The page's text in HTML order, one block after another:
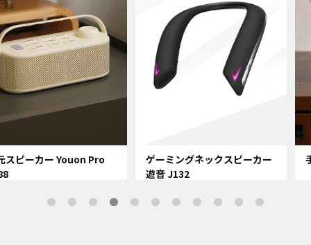
ゲーミングネックスピーカー
手元スピーカー Youon J082